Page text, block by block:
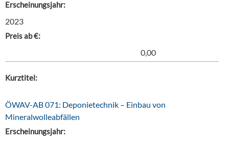
Erscheinungsjahr:
2023
Preis ab €:
0,00
Kurztitel:
ÖWAV-AB 071: Deponietechnik – Einbau von
Mineralwolleabfällen
Erscheinungsjahr: